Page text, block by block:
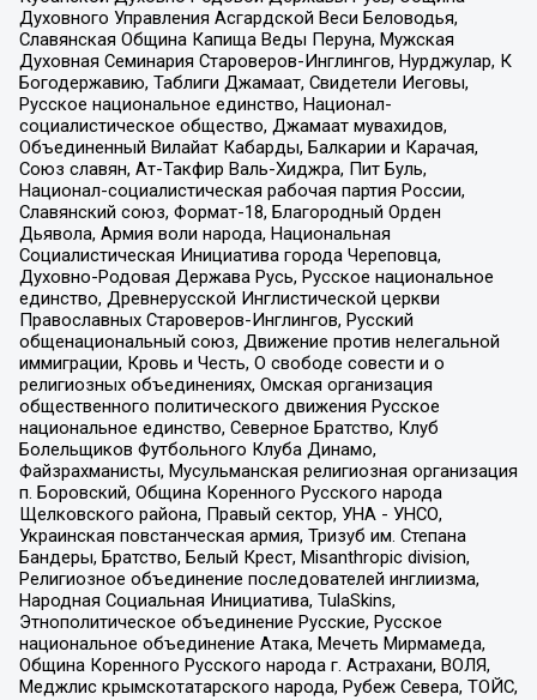
Духовного Управления Асгардской Веси Беловодья,
Славянская Община Капища Веды Перуна, Мужская
Духовная Семинария Староверов-Инглингов, Нурджулар, К
Богодержавию, Таблиги Джамаат, Свидетели Иеговы,
Русское национальное единство, Национал-
социалистическое общество, Джамаат мувахидов,
Объединенный Вилайат Кабарды, Балкарии и Карачая,
Союз славян, Ат-Такфир Валь-Хиджра, Пит Буль,
Национал-социалистическая рабочая партия России,
Славянский союз, Формат-18, Благородный Орден
Дьявола, Армия воли народа, Национальная
Социалистическая Инициатива города Череповца,
Духовно-Родовая Держава Русь, Русское национальное
единство, Древнерусской Инглистической церкви
Православных Староверов-Инглингов, Русский
общенациональный союз, Движение против нелегальной
иммиграции, Кровь и Честь, О свободе совести и о
религиозных объединениях, Омская организация
общественного политического движения Русское
национальное единство, Северное Братство, Клуб
Болельщиков Футбольного Клуба Динамо,
Файзрахманисты, Мусульманская религиозная организация
п. Боровский, Община Коренного Русского народа
Щелковского района, Правый сектор, УНА - УНСО,
Украинская повстанческая армия, Тризуб им. Степана
Бандеры, Братство, Белый Крест, Misanthropic division,
Религиозное объединение последователей инглиизма,
Народная Социальная Инициатива, TulaSkins,
Этнополитическое объединение Русские, Русское
национальное объединение Атака, Мечеть Мирмамеда,
Община Коренного Русского народа г. Астрахани, ВОЛЯ,
Меджлис крымскотатарского народа, Рубеж Севера, ТОЙС,